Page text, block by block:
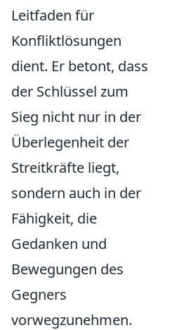
Leitfaden für
Konfliktlösungen
dient. Er betont, dass
der Schlüssel zum
Sieg nicht nur in der
Überlegenheit der
Streitkräfte liegt,
sondern auch in der
Fähigkeit, die
Gedanken und
Bewegungen des
Gegners
vorwegzunehmen.